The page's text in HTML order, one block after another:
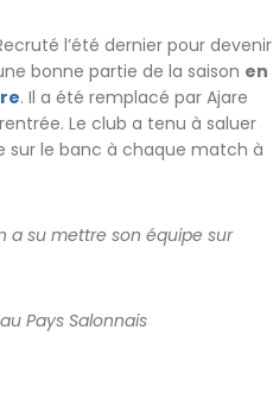
l’été dernier pour devenir
bonne partie de la saison en
. Il a été remplacé par Ajare
Le club a tenu à saluer
sur le banc à chaque match à
a su mettre son équipe sur
Pays Salonnais